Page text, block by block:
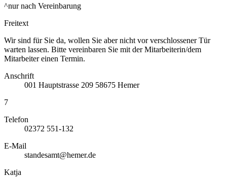
^nur nach Vereinbarung
Freitext
Wir sind für Sie da, wollen Sie aber nicht vor verschlossener Tür
warten lassen. Bitte vereinbaren Sie mit der Mitarbeiterin/dem
Mitarbeiter einen Termin.
Anschrift
001 Hauptstrasse 209 58675 Hemer
7
Telefon
02372 551-132
E-Mail
standesamt@hemer.de
Katja